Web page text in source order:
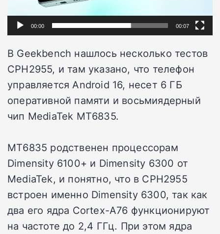
00:00 00:07
В Geekbench нашлось несколько тестов
CPH2955, и там указано, что телефон
управляется Android 16, несет 6 ГБ
оперативной памяти и восьмиядерный
чип MediaTek MT6835.
MT6835 родственен процессорам
Dimensity 6100+ и Dimensity 6300 от
MediaTek, и понятно, что в CPH2955
встроен именно Dimensity 6300, так как
два его ядра Cortex-A76 функционируют
на частоте до 2,4 ГГц. При этом ядра